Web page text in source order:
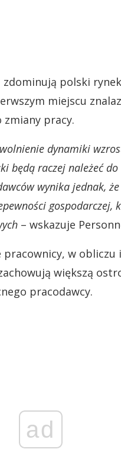
polski
miejscu
zmiany pracy.
dynamiki
będą raczej należeć
wynika jednak,
gospodarczej,
– wskazuje
pracownicy, w
większą
pracodawcy.
ad